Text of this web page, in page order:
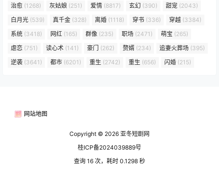
治愈 (1268) 灰姑娘 (251) 爱情 (8817) 玄幻 (390) 甜宠 (2043)
白月光 (539) 真千金 (328) 离婚 (1118) 穿书 (336) 穿越 (3384)
系统 (3418) 网红 (165) 群像 (235) 职场 (2471) 萌宝 (265)
虐恋 (751) 读心术 (141) 豪门 (262) 赘婿 (234) 追妻火葬场 (395)
逆袭 (3641) 都市 (6201) 重生 (2742) 重生 (656) 闪婚 (215)
网站地图
Copyright © 2026 亚冬短剧网
桂ICP备2024039889号
查询 16 次，耗时 0.1298 秒